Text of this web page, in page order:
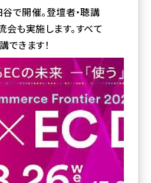
選コラム
「Mapbox」と
ップボックス・
いては“Google一強”とも言われる時代
ックス・ジャパン合同会社。「米国発」の
ています
谷で開催。登壇者・聴講
も実施します。すべて
できます！